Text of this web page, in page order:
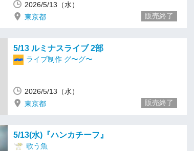
2026/5/13（水）
東京都
販売終了
5/13 ルミナスライブ 2部
ライブ制作 グ〜グ〜
2026/5/13（水）
東京都
販売終了
5/13(水)『ハンカチーフ』
歌う魚